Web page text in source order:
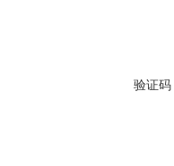
验证码